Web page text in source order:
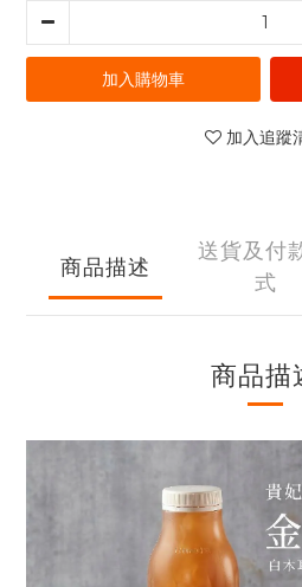
加入購物車
加入追蹤
商品描述
送貨及付
式
商品描